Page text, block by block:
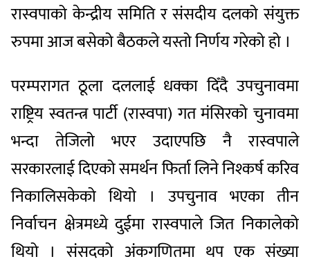
रास्वपाको केन्द्रीय समिति र संसदीय दलको संयुक्त
रुपमा आज बसेको बैठकले यस्तो निर्णय गरेको हो ।
परम्परागत ठूला दललाई धक्का दिँदै उपचुनावमा
राष्ट्रिय स्वतन्त्र पार्टी (रास्वपा) गत मंसिरको चुनावमा
भन्दा तेजिलो भएर उदाएपछि नै रास्वपाले
सरकारलाई दिएको समर्थन फिर्ता लिने निश्कर्ष करिव
निकालिसकेको थियो । उपचुनाव भएका तीन
निर्वाचन क्षेत्रमध्ये दुईमा रास्वपाले जित निकालेको
थियो । संसदको अंकगणितमा थप एक संख्या